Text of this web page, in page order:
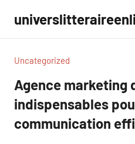
contenu
Uncategorized
Agence marketing
indispensables
communication